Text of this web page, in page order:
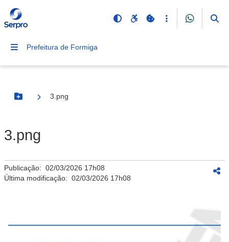
Prefeitura de Formiga
Botão Menu
3.png
3.png
Publicação: 02/03/2026 17h08
Última modificação: 02/03/2026 17h08